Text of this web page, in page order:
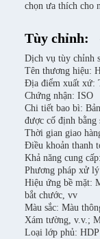
chọn ưa thích cho
Tùy chỉnh:
Dịch vụ tùy chỉnh
Tên thương hiệu:
Địa điểm xuất xứ:
Chứng nhận: ISO
Chi tiết bao bì:
được cố định bằng
Thời gian giao
Điều khoản thanh
Khả năng cung
Phương pháp xử
Hiệu ứng bề mặt:
bắt chước, vv
Màu sắc: Màu
Xám tường, v.v.;
Loại lớp phủ: